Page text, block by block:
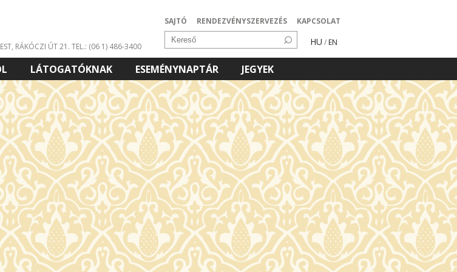
SAJTÓ RENDEZVÉNYSZERVEZÉS KAPCSOLAT
HU / EN
RÁKÓCZI ÚT 21. TEL.: (06 1) 486-3400
LÁTOGATÓKNAK ESEMÉNYNAPTÁR
JEGYEK